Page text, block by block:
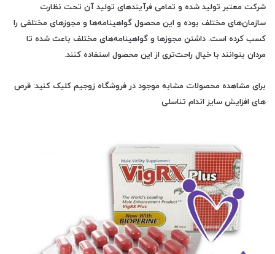
شرکت معتبر تولید شده و تمامی فرآیندهای تولید آن تحت نظارت
سازمان‌های مختلف بوده و این محصول گواهینامه‌ها و مجوزهای مختلفی را
کسب کرده است. داشتن مجوزها و گواهینامه‌های مختلف باعث شده تا
مردان بتوانند با خیال راحت‌تری از این محصول استفاده کنند.
برای مشاهده محصولات مشابه موجود در فروشگاه زوجیم کلیک کنید: قرص
های افزایش سایز اندام تناسلی